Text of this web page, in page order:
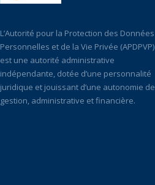
L’Autorité pour la Protection des Données
Personnelles et de la Vie Privée (APDPVP)
est une autorité administrative
indépendante, dotée d’une personnalité
juridique et jouissant d’une autonomie de
gestion, administrative et financière.